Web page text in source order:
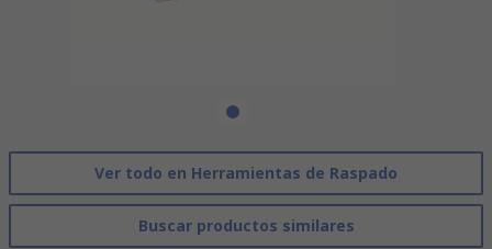
Ver todo en Herramientas de Raspado
Buscar productos similares